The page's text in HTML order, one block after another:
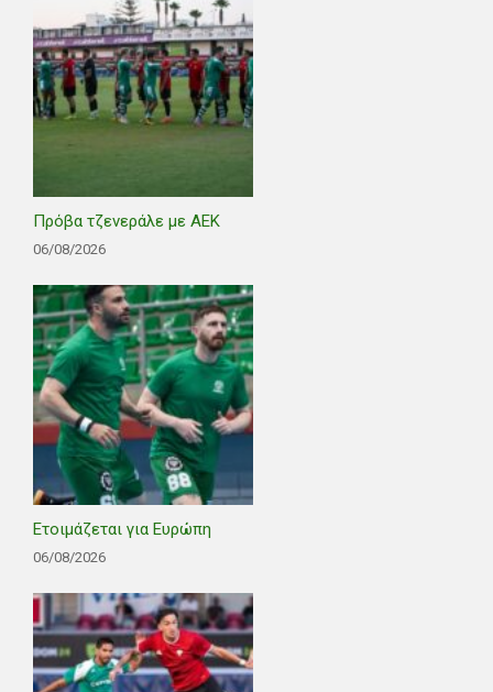
Πρόβα τζενεράλε με ΑΕΚ
06/08/2026
Ετοιμάζεται για Ευρώπη
06/08/2026